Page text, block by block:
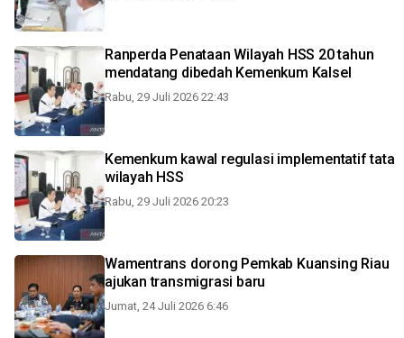
Ranperda Penataan Wilayah HSS 20 tahun
mendatang dibedah Kemenkum Kalsel
Rabu, 29 Juli 2026 22:43
Kemenkum kawal regulasi implementatif tata
wilayah HSS
Rabu, 29 Juli 2026 20:23
Wamentrans dorong Pemkab Kuansing Riau
ajukan transmigrasi baru
Jumat, 24 Juli 2026 6:46